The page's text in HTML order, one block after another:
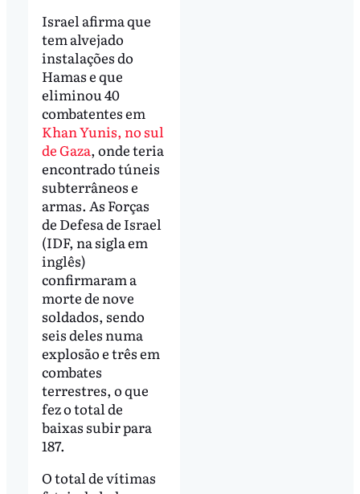
Israel afirma que
tem alvejado
instalações do
Hamas e que
eliminou 40
combatentes em
Khan Yunis, no sul
de Gaza, onde teria
encontrado túneis
subterrâneos e
armas. As Forças
de Defesa de Israel
(IDF, na sigla em
inglês)
confirmaram a
morte de nove
soldados, sendo
seis deles numa
explosão e três em
combates
terrestres, o que
fez o total de
baixas subir para
187.
O total de vítimas